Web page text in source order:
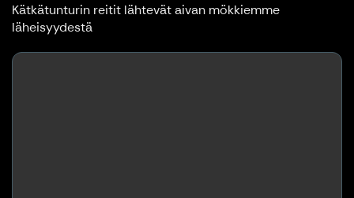
Kätkätunturin reitit lähtevät aivan mökkiemme
läheisyydestä